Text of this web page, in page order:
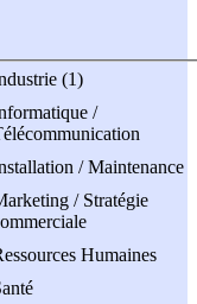
(1)
/
/ Maintenance
/ Stratégie
Humaines